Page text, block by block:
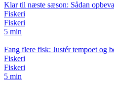
Klar til næste sæson: Sådan
Fiskeri
Fiskeri
5 min
Fang flere fisk: Justér tempoet og
Fiskeri
Fiskeri
5 min